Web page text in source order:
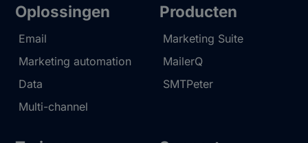
Oplossingen
Email
Marketing automation
Data
Multi-channel
Producten
Marketing Suite
MailerQ
SMTPeter